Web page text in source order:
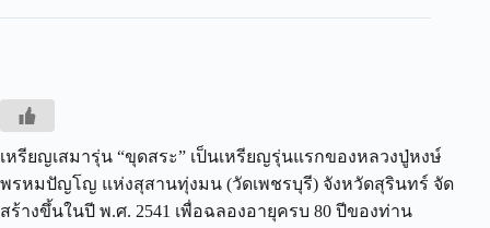
เหรียญเสมารุ่น “ขุดสระ” เป็นเหรียญรุ่นแรกของหลวงปู่หงษ์
พรหมปัญโญ แห่งสุสานทุ่งมน (วัดเพชรบุรี) จังหวัดสุรินทร์ จัด
สร้างขึ้นในปี พ.ศ. 2541 เพื่อฉลองอายุครบ 80 ปีของท่าน